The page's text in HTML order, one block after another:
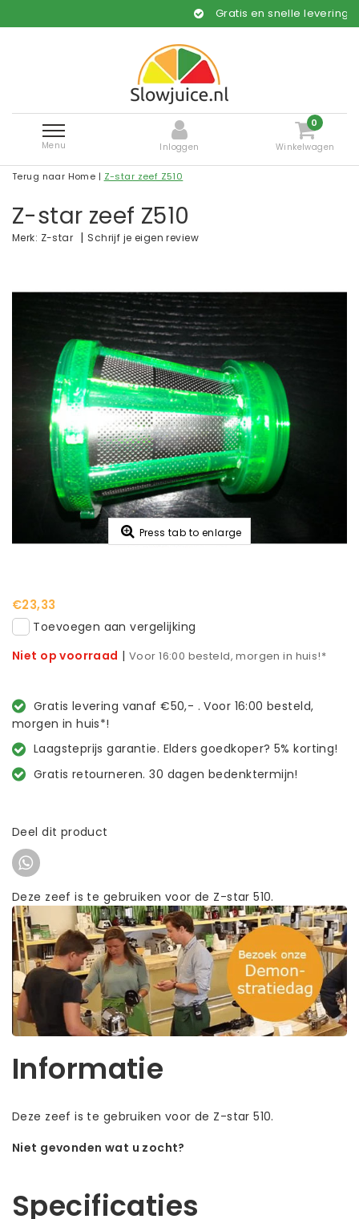
Gratis en snelle levering*
Menu Inloggen
0
Winkelwagen
Terug naar Home | Z-star zeef Z510
Z-star zeef Z510
Merk: Z-star | Schrijf je eigen review
Press tab to enlarge
€23,33
Toevoegen aan vergelijking
Niet op voorraad | Voor 16:00 besteld, morgen in huis!*
Gratis levering vanaf €50,- . Voor 16:00 besteld,
morgen in huis*!
Laagsteprijs garantie. Elders goedkoper? 5% korting!
Gratis retourneren. 30 dagen bedenktermijn!
Deel dit product
Deze zeef is te gebruiken voor de Z-star 510.
Informatie
Deze zeef is te gebruiken voor de Z-star 510.
Niet gevonden wat u zocht?
Specificaties